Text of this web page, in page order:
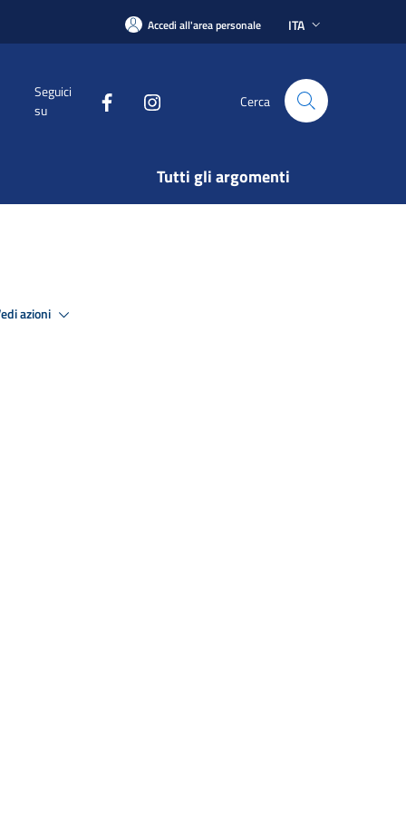
Accedi all'area personale ITA
Seguici
su
Cerca
Tutti gli argomenti
azioni